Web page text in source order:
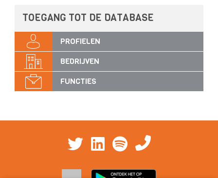
TOEGANG TOT DE DATABASE
PROFIELEN
BEDRIJVEN
FUNCTIES